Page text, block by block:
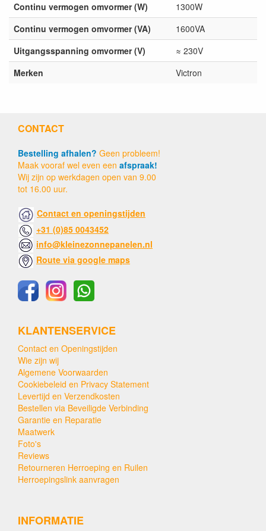
Continu vermogen omvormer (W)
1300W
Continu vermogen omvormer (VA)
1600VA
Uitgangsspanning omvormer (V)
≈ 230V
Merken
Victron
CONTACT
Bestelling afhalen? Geen probleem!
Maak vooraf wel even een afspraak!
Wij zijn op werkdagen open van 9.00
tot 16.00 uur.
Contact en openingstijden
+31 (0)85 0043452
info@kleinezonnepanelen.nl
Route via google maps
KLANTENSERVICE
Contact en Openingstijden
Wie zijn wij
Algemene Voorwaarden
Cookiebeleid en Privacy Statement
Levertijd en Verzendkosten
Bestellen via Beveiligde Verbinding
Garantie en Reparatie
Maatwerk
Foto's
Reviews
Retourneren Herroeping en Ruilen
Herroepingslink aanvragen
INFORMATIE